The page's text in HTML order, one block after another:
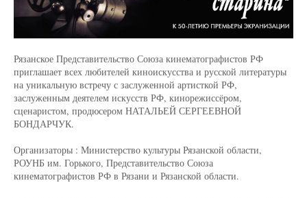
Рязанское Представительство Союза кинематографистов РФ
приглашает всех любителей киноискусства и русской литературы
на уникальную встречу с заслуженной артисткой РФ,
заслуженным деятелем искусств РФ, кинорежиссёром,
сценаристом, продюсером НАТАЛЬЕЙ СЕРГЕЕВНОЙ
БОНДАРЧУК.
Организаторы : Министерство культуры Рязанской области,
РОУНБ им. Горького, Представительство Союза
кинематографистов РФ в Рязани и Рязанской области.